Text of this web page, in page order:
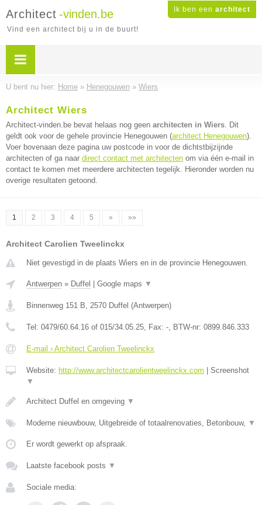
Ik ben een architect
Architect -vinden.be
Vind een architect bij u in de buurt!
U bent nu hier: Home » Henegouwen » Wiers
Architect Wiers
Architect-vinden.be bevat helaas nog geen architecten in Wiers. Dit
geldt ook voor de gehele provincie Henegouwen (architect Henegouwen).
Voer bovenaan deze pagina uw postcode in voor de dichtstbijzijnde
architecten of ga naar direct contact met architecten om via één e-mail in
contact te komen met meerdere architecten tegelijk. Hieronder worden nu
overige resultaten getoond.
1 2 3 4 5 » »»
Architect Carolien Tweelinckx
Niet gevestigd in de plaats Wiers en in de provincie Henegouwen.
Antwerpen » Duffel Google maps ▼
Binnenweg 151 B, 2570 Duffel (Antwerpen)
Tel: 0479/60.64.16 of 015/34.05.25, Fax: -, BTW-nr: 0899.846.333
E-mail › Architect Carolien Tweelinckx
Website: http://www.architectcarolientweelinckx.com
Screenshot
▼
Architect Duffel en omgeving ▼
Moderne nieuwbouw, Uitgebreide of totaalrenovaties, Betonbouw, ▼
Er wordt gewerkt op afspraak.
Laatste facebook posts ▼
Sociale media: